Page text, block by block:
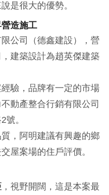
是很大的優勢。
造施工
公司（德鑫建設），營
建築設計為趙英傑建築
驗，品牌有一定的市場
動產整合行銷有限公司
號。
，阿明建議有興趣的鄉
屋案場的住戶評價。
，視野開闊，這是本案最